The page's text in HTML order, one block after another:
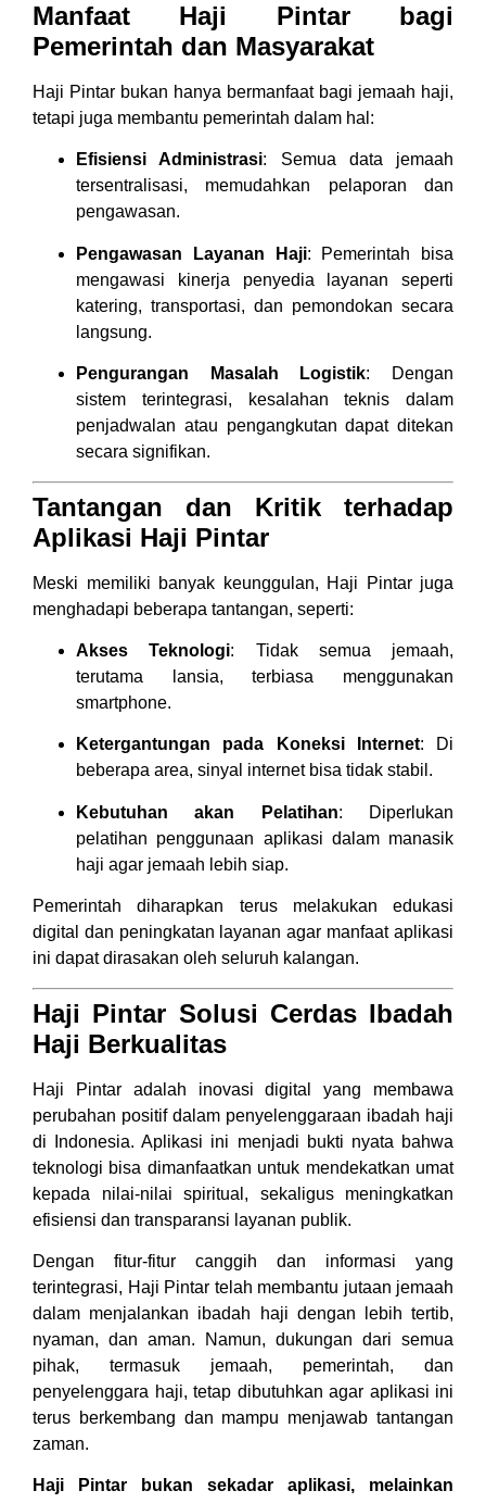
Manfaat Haji Pintar bagi
Pemerintah dan Masyarakat
Haji Pintar bukan hanya bermanfaat bagi jemaah haji,
tetapi juga membantu pemerintah dalam hal:
Efisiensi Administrasi: Semua data jemaah
tersentralisasi, memudahkan pelaporan dan
pengawasan.
Pengawasan Layanan Haji: Pemerintah bisa
mengawasi kinerja penyedia layanan seperti
katering, transportasi, dan pemondokan secara
langsung.
Pengurangan Masalah Logistik: Dengan
sistem terintegrasi, kesalahan teknis dalam
penjadwalan atau pengangkutan dapat ditekan
secara signifikan.
Tantangan dan Kritik terhadap
Aplikasi Haji Pintar
Meski memiliki banyak keunggulan, Haji Pintar juga
menghadapi beberapa tantangan, seperti:
Akses Teknologi: Tidak semua jemaah,
terutama lansia, terbiasa menggunakan
smartphone.
Ketergantungan pada Koneksi Internet: Di
beberapa area, sinyal internet bisa tidak stabil.
Kebutuhan akan Pelatihan: Diperlukan
pelatihan penggunaan aplikasi dalam manasik
haji agar jemaah lebih siap.
Pemerintah diharapkan terus melakukan edukasi
digital dan peningkatan layanan agar manfaat aplikasi
ini dapat dirasakan oleh seluruh kalangan.
Haji Pintar Solusi Cerdas Ibadah
Haji Berkualitas
Haji Pintar adalah inovasi digital yang membawa
perubahan positif dalam penyelenggaraan ibadah haji
di Indonesia. Aplikasi ini menjadi bukti nyata bahwa
teknologi bisa dimanfaatkan untuk mendekatkan umat
kepada nilai-nilai spiritual, sekaligus meningkatkan
efisiensi dan transparansi layanan publik.
Dengan fitur-fitur canggih dan informasi yang
terintegrasi, Haji Pintar telah membantu jutaan jemaah
dalam menjalankan ibadah haji dengan lebih tertib,
nyaman, dan aman. Namun, dukungan dari semua
pihak, termasuk jemaah, pemerintah, dan
penyelenggara haji, tetap dibutuhkan agar aplikasi ini
terus berkembang dan mampu menjawab tantangan
zaman.
Haji Pintar bukan sekadar aplikasi, melainkan